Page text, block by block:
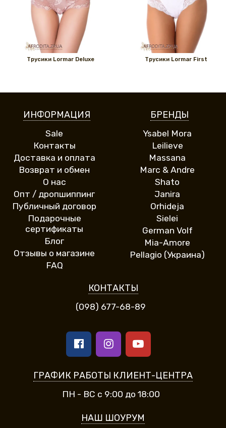
Трусики Lormar Deluxe Трусики Lormar First
ИНФОРМАЦИЯ
Sale
Контакты
Доставка и оплата
Возврат и обмен
О нас
Опт / дропшиппинг
Публичный договор
Подарочные
сертификаты
Блог
Отзывы о магазине
FAQ
БРЕНДЫ
Ysabel Mora
Leilieve
Massana
Marc & Andre
Shato
Janira
Orhideja
Sielei
German Volf
Mia-Amore
Pellagio (Украина)
КОНТАКТЫ
(098) 677-68-89
ГРАФИК РАБОТЫ КЛИЕНТ-ЦЕНТРА
ПН - ВС с 9:00 до 18:00
НАШ ШОУРУМ